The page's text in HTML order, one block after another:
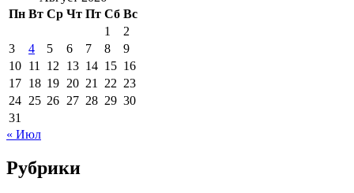
Пн Вт Ср Чт Пт Сб Вс
1
2
3
4 5 6 7 8
9
10 11 12 13 14 15 16
17 18 19 20 21 22 23
24 25 26 27 28 29 30
31
« Июл
Рубрики